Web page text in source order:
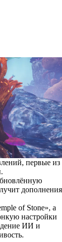
первые из
дополнения
of Stone», а
настройки
ИИ и